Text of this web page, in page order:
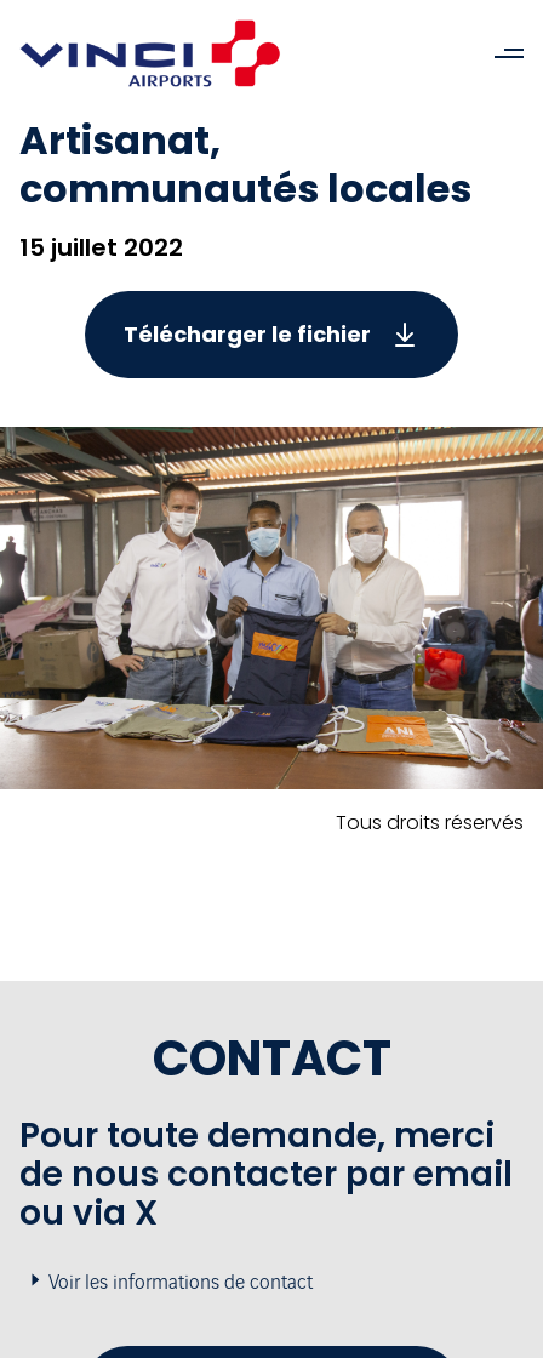
Artisanat,
communautés locales
15 juillet 2022
Télécharger le fichier
Tous droits réservés
CONTACT
Pour toute demande, merci
de nous contacter par email
ou via X
Voir les informations de contact